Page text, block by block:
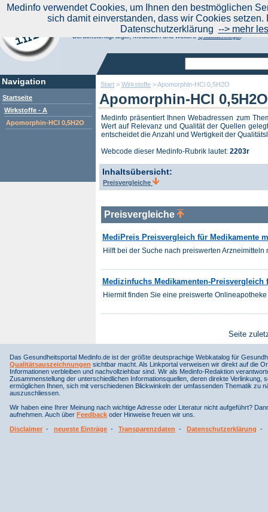
Start > Wirkstoffe >Apomorphin-HCl 0,5H2O
Apomorphin-HCl 0,5H2O
Medinfo präsentiert Ihnen Webadressen zum
Wert auf Relevanz und Qualität der Quellen
entscheidet die Anzahl und Wertigkeit der
Webcode dieser Medinfo-Rubrik lautet: 2203r
Inhaltsübersicht:
Preisvergleiche
Preisvergleiche
MediPreis Preisvergleich für Medikamente
Hilft bei der Suche nach preiswerten Arzneimitteln
Medizinfuchs Medikamenten-
Hiermit finden Sie eine preiswerte
Seite
Navigation
Startseite
Wirkstoffe - A
Apomorphin-HCl 0,5H2O
Aktuelle Nachrichten|
Suchen Sie noch oder Finden Sie schon?
Medinfo.de - Meta-Portal für Gesundheitsthemen
Berücksichtigt afgis, Medisuch und weitereQualitätssiegel.
Das Gesundheitsportal Medinfo.de ist der größte deutsprachige Webkatalog für
Qualitätsauszeichnungen sichtbar macht. Als Linkportal verweisen wir direkt auf die
Informationen verbleiben und nachvollziehbar sind. Wir als Medinfo-Redaktion
Zusammenstellung der unterschiedlichen Informationsquellen, deren direkte
ermöglichen Ihnen, sich mit verschiedenen Blickwinkeln der umfassenden Thematik
auszuschliessen.
Wir haben eine Ihrer Meinung nach wichtige Adresse oder Literatur nicht aufgeführt?
aufnehmen. Auch über Feedback oder Hinweise freuen wir uns.
Disclaimer - neueste Einträge - Transparenzdaten - Datenschutzerklärung -
Medinfo verwendet Cookies, um Ihnen den bestmöglichen
sich damit einverstanden, dass wir Cookies
Datenschutzerklärung --> mehr